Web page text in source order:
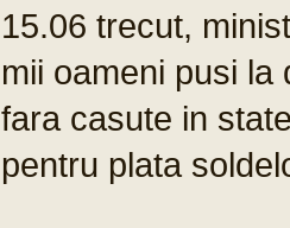
15.06 trecut,
mii oameni pusi la
fara casute in
pentru plata